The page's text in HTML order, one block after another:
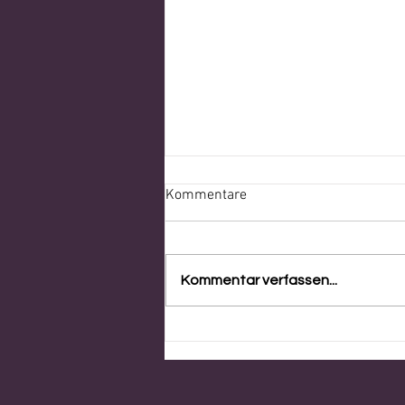
KUNIYOSHI+ UKIYOENOW
Kommentare
Kommentar verfassen...